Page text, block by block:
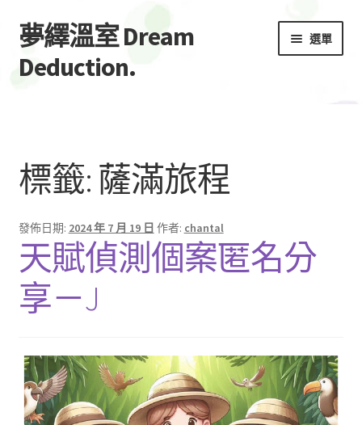
跳
至
導
跳
至
主
夢繹溫室 Dream
Deduction.
選單
聯絡/預約
水無月Minazuki
全部文章
標籤: 薩滿旅程
發佈日期: 2024 年 7 月 19 日 作者: chantal
天賦偵測個案匿名分
享－J